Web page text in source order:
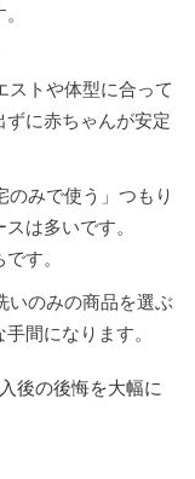
ストや体型に合って
に赤ちゃんが安定
のみで使う」つもり
は多いです。
す。
いのみの商品を選ぶ
間になります。
後の後悔を大幅に